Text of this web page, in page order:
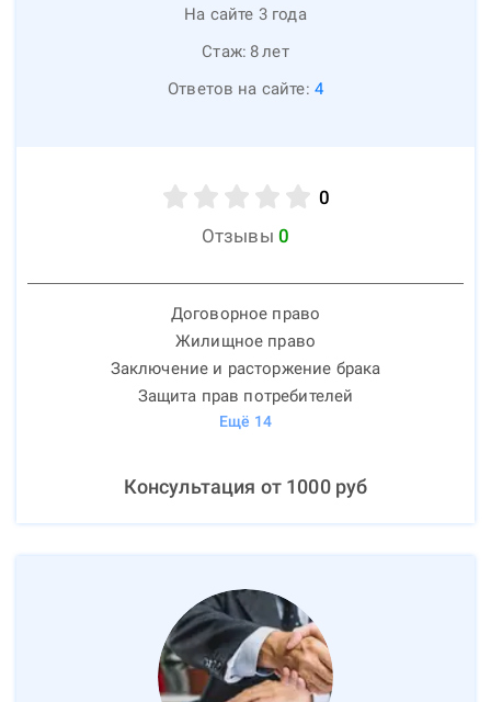
На сайте 3 года
Стаж: 8лет
Ответов на сайте: 4
0
Отзывы 0
Договорное право
Жилищное право
Заключение и расторжение брака
Защита прав потребителей
Ещё 14
Консультация от 1000руб